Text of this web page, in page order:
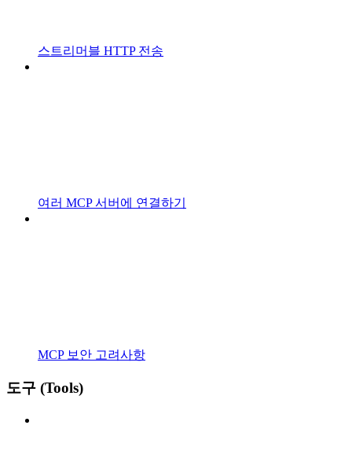
스트리머블 HTTP 전송
여러 MCP 서버에 연결하기
MCP 보안 고려사항
도구 (Tools)